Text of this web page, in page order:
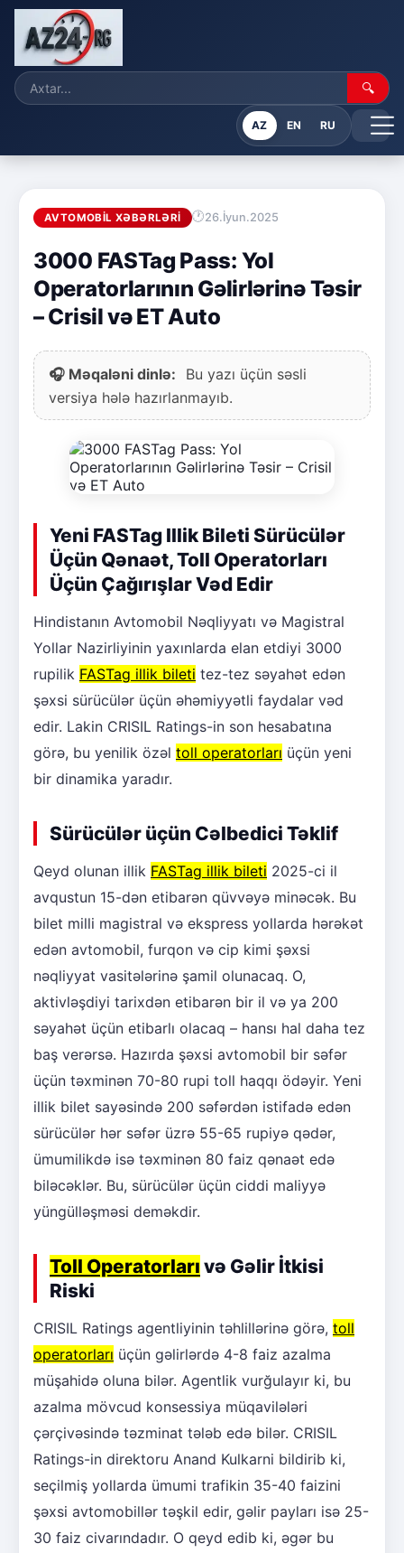
🔍
AZ EN RU
AVTOMOBIL XƏBƏRLƏRI 26.İyun.2025
3000 FASTag Pass: Yol
Operatorlarının Gəlirlərinə Təsir
– Crisil və ET Auto
🎧 Məqaləni dinlə:
Bu yazı üçün səsli
versiya hələ hazırlanmayıb.
Yeni FASTag Illik Bileti Sürücülər
Üçün Qənaət, Toll Operatorları
Üçün Çağırışlar Vəd Edir
Hindistanın Avtomobil Nəqliyyatı və Magistral
Yollar Nazirliyinin yaxınlarda elan etdiyi 3000
rupilik FASTag illik bileti tez-tez səyahət edən
şəxsi sürücülər üçün əhəmiyyətli faydalar vəd
edir. Lakin CRISIL Ratings-in son hesabatına
görə, bu yenilik özəl toll operatorları üçün yeni
bir dinamika yaradır.
Sürücülər üçün Cəlbedici Təklif
Qeyd olunan illik FASTag illik bileti 2025-ci il
avqustun 15-dən etibarən qüvvəyə minəcək. Bu
bilet milli magistral və ekspress yollarda hərəkət
edən avtomobil, furqon və cip kimi şəxsi
nəqliyyat vasitələrinə şamil olunacaq. O,
aktivləşdiyi tarixdən etibarən bir il və ya 200
səyahət üçün etibarlı olacaq – hansı hal daha tez
baş verərsə. Hazırda şəxsi avtomobil bir səfər
üçün təxminən 70-80 rupi toll haqqı ödəyir. Yeni
illik bilet sayəsində 200 səfərdən istifadə edən
sürücülər hər səfər üzrə 55-65 rupiyə qədər,
ümumilikdə isə təxminən 80 faiz qənaət edə
biləcəklər. Bu, sürücülər üçün ciddi maliyyə
yüngülləşməsi deməkdir.
Toll Operatorları və Gəlir İtkisi
Riski
CRISIL Ratings agentliyinin təhlillərinə görə, toll
operatorları üçün gəlirlərdə 4-8 faiz azalma
müşahidə oluna bilər. Agentlik vurğulayır ki, bu
azalma mövcud konsessiya müqavilələri
çərçivəsində təzminat tələb edə bilər. CRISIL
Ratings-in direktoru Anand Kulkarni bildirib ki,
seçilmiş yollarda ümumi trafikin 35-40 faizini
şəxsi avtomobillər təşkil edir, gəlir payları isə 25-
30 faiz civarındadır. O qeyd edib ki, əgər bu